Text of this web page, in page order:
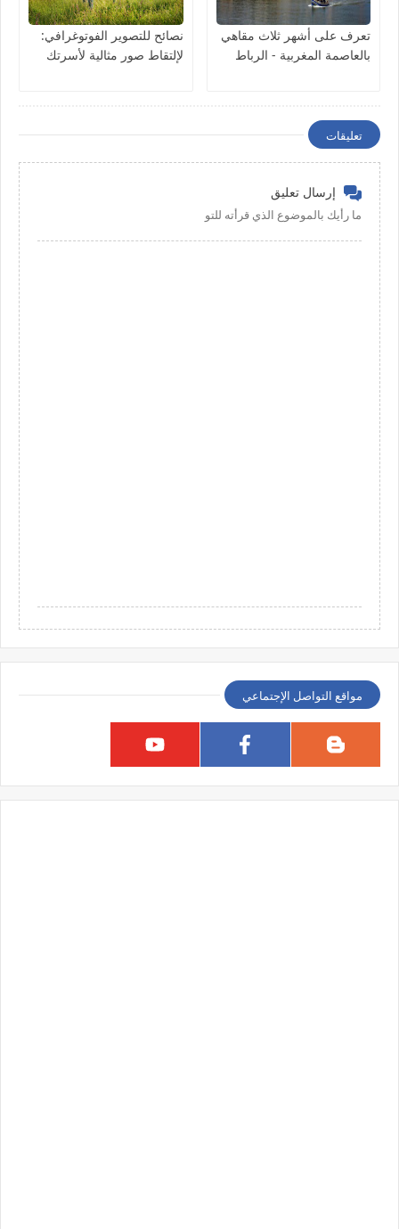
تعرف على أشهر ثلاث مقاهي
بالعاصمة المغربية - الرباط
نصائح للتصوير الفوتوغرافي:
لإلتقاط صور مثالية لأسرتك
تعليقات
إرسال تعليق
ما رأيك بالموضوع الذي قرأته للتو
مواقع التواصل الإجتماعي